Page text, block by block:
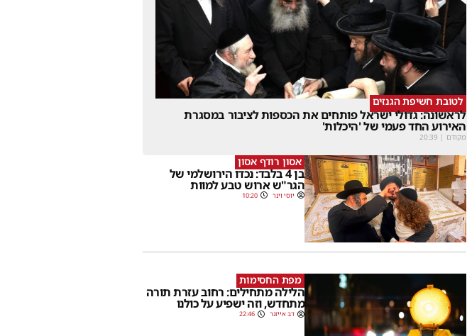
לטובת חשיפת הגנזים
לראשונה: גדולי ישראל פותחים את הכספות לציבור במסגרת
האירוע החד פעמי של 'היכלות'
מקודם |
20:39
אסון רודף אסון
בן 4 בלבד: נכדו הירושלמי של
הגר"ש ארוש טבע למוות
יוסי וינר 10:20
מפת החסימות
הלילה מתחילים: רחוב עזרת תורה
מתחדש, וזה ישפיע על כולנו
דב אייזנר 22:46